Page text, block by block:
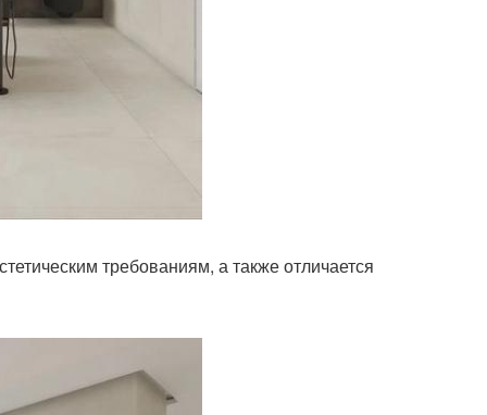
требованиям, а также отличается